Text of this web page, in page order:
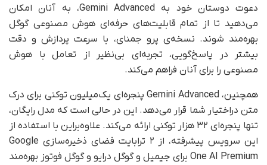
دعوت دوستان خود به Gemini Advanced، به آنان امکان
می‌دهید تا از تمام قابلیت‌های حرفه‌ای هوش مصنوعی گوگل
بهره‌مند شوند. نسخه‌ی پرو جمنای، با سرعت پردازش و دقت
بیشتر در پاسخ‌گویی، تجربه‌ای بی‌نظیر از تعامل با هوش
مصنوعی را برای آنان فراهم می‌کند.
همچنین، Gemini Advanced پنجره‌ای یک‌میلیون توکنی برای درک
متن در‌اختیار شما قرار می‌دهد. این در حالی‌ است که مدل رایگان،
تنها پنجره‌ای ۳۲ هزار توکنی ارائه می‌کند. علاوه‌براین با استفاده از
این سرویس پیشرفته، از ۲ ترابایت فضای ذخیره‌سازی Google
One AI Premium برای جیمیل و گوگل درایو و گوگل فوتوز بهره‌مند